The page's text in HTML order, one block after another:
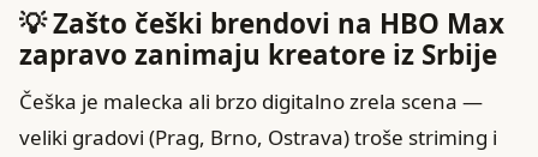
💡 Zašto češki brendovi na HBO Max
zapravo zanimaju kreatore iz Srbije
Češka je malecka ali brzo digitalno zrela scena —
veliki gradovi (Prag, Brno, Ostrava) troše striming i